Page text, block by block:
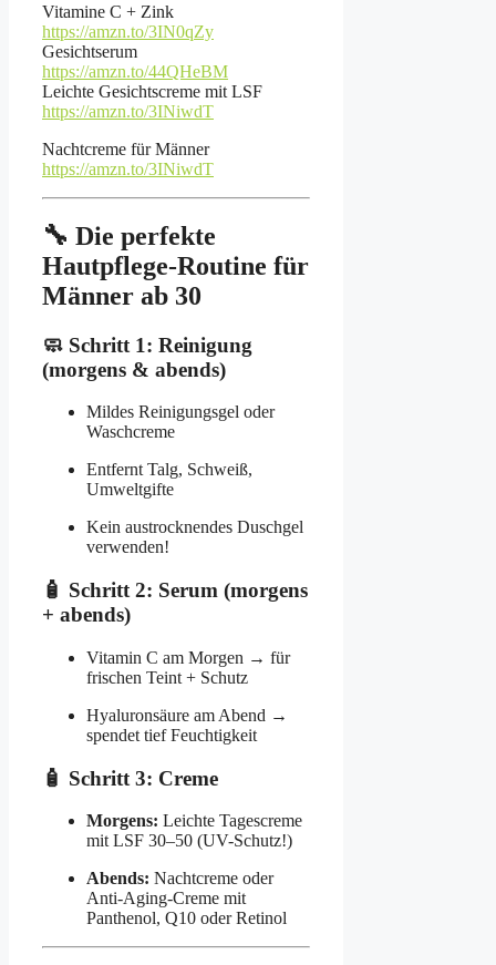
Vitamine C + Zink
https://amzn.to/3IN0qZy
Gesichtserum
https://amzn.to/44QHeBM
Leichte Gesichtscreme mit LSF
https://amzn.to/3INiwdT
Nachtcreme für Männer
https://amzn.to/3INiwdT
🔧 Die perfekte
Hautpflege-Routine für
Männer ab 30
🧼 Schritt 1: Reinigung
(morgens & abends)
Mildes Reinigungsgel oder
Waschcreme
Entfernt Talg, Schweiß,
Umweltgifte
Kein austrocknendes Duschgel
verwenden!
🧴 Schritt 2: Serum (morgens
+ abends)
Vitamin C am Morgen → für
frischen Teint + Schutz
Hyaluronsäure am Abend →
spendet tief Feuchtigkeit
🧴 Schritt 3: Creme
Morgens: Leichte Tagescreme
mit LSF 30–50 (UV-Schutz!)
Abends: Nachtcreme oder
Anti-Aging-Creme mit
Panthenol, Q10 oder Retinol